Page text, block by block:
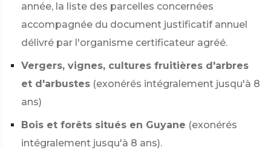
année, la liste des parcelles concernées
accompagnée du document justificatif annuel
délivré par l'organisme certificateur agréé.
Vergers, vignes, cultures fruitières d'arbres
et d'arbustes (exonérés intégralement jusqu'à 8
ans)
Bois et forêts situés en Guyane (exonérés
intégralement jusqu'à 8 ans).